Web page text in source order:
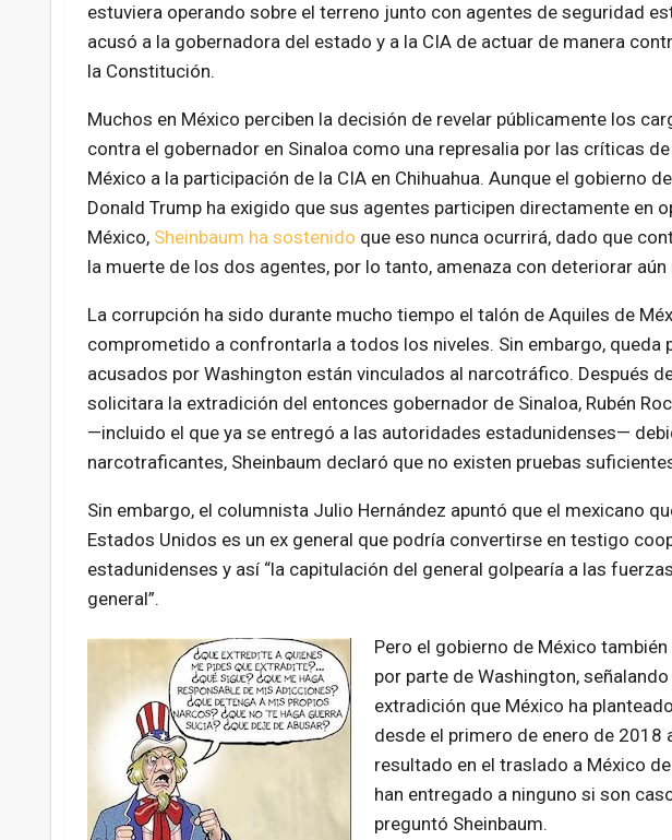
estuviera operando sobre el terreno junto con agentes de seguridad
acusó a la gobernadora del estado y a la CIA de actuar de manera
la Constitución.
Muchos en México perciben la decisión de revelar públicamente los
contra el gobernador en Sinaloa como una represalia por las críticas de
México a la participación de la CIA en Chihuahua. Aunque el gobierno de
Donald Trump ha exigido que sus agentes participen directamente en
México, Sheinbaum ha sostenido que eso nunca ocurrirá, dado que
la muerte de los dos agentes, por lo tanto, amenaza con deteriorar
La corrupción ha sido durante mucho tiempo el talón de Aquiles de
comprometido a confrontarla a todos los niveles. Sin embargo,
acusados por Washington están vinculados al narcotráfico. Después
solicitara la extradición del entonces gobernador de Sinaloa, Rubén
—incluido el que ya se entregó a las autoridades estadunidenses—
narcotraficantes, Sheinbaum declaró que no existen pruebas
Sin embargo, el columnista Julio Hernández apuntó que el mexicano
Estados Unidos es un ex general que podría convertirse en testigo
estadunidenses y así “la capitulación del general golpearía a las
general”.
Pero el gobierno de México
por parte de Washington,
extradición que México ha
desde el primero de enero de 2018
resultado en el traslado a México
han entregado a ninguno si son
preguntó Sheinbaum.